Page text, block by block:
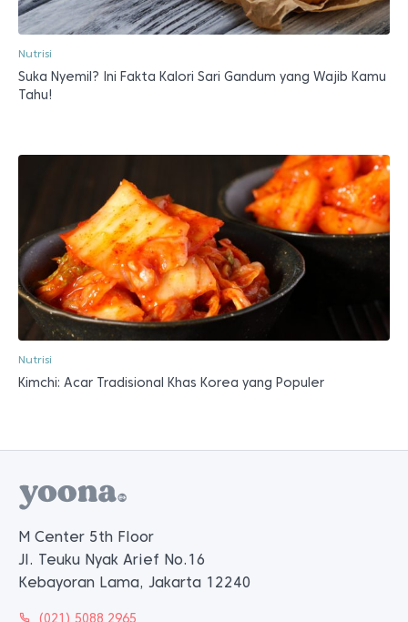
Nutrisi
Suka Nyemil? Ini Fakta Kalori Sari Gandum yang Wajib Kamu
Tahu!
Nutrisi
Kimchi: Acar Tradisional Khas Korea yang Populer
M Center 5th Floor
Jl. Teuku Nyak Arief No.16
Kebayoran Lama, Jakarta 12240
(021) 5088 2965